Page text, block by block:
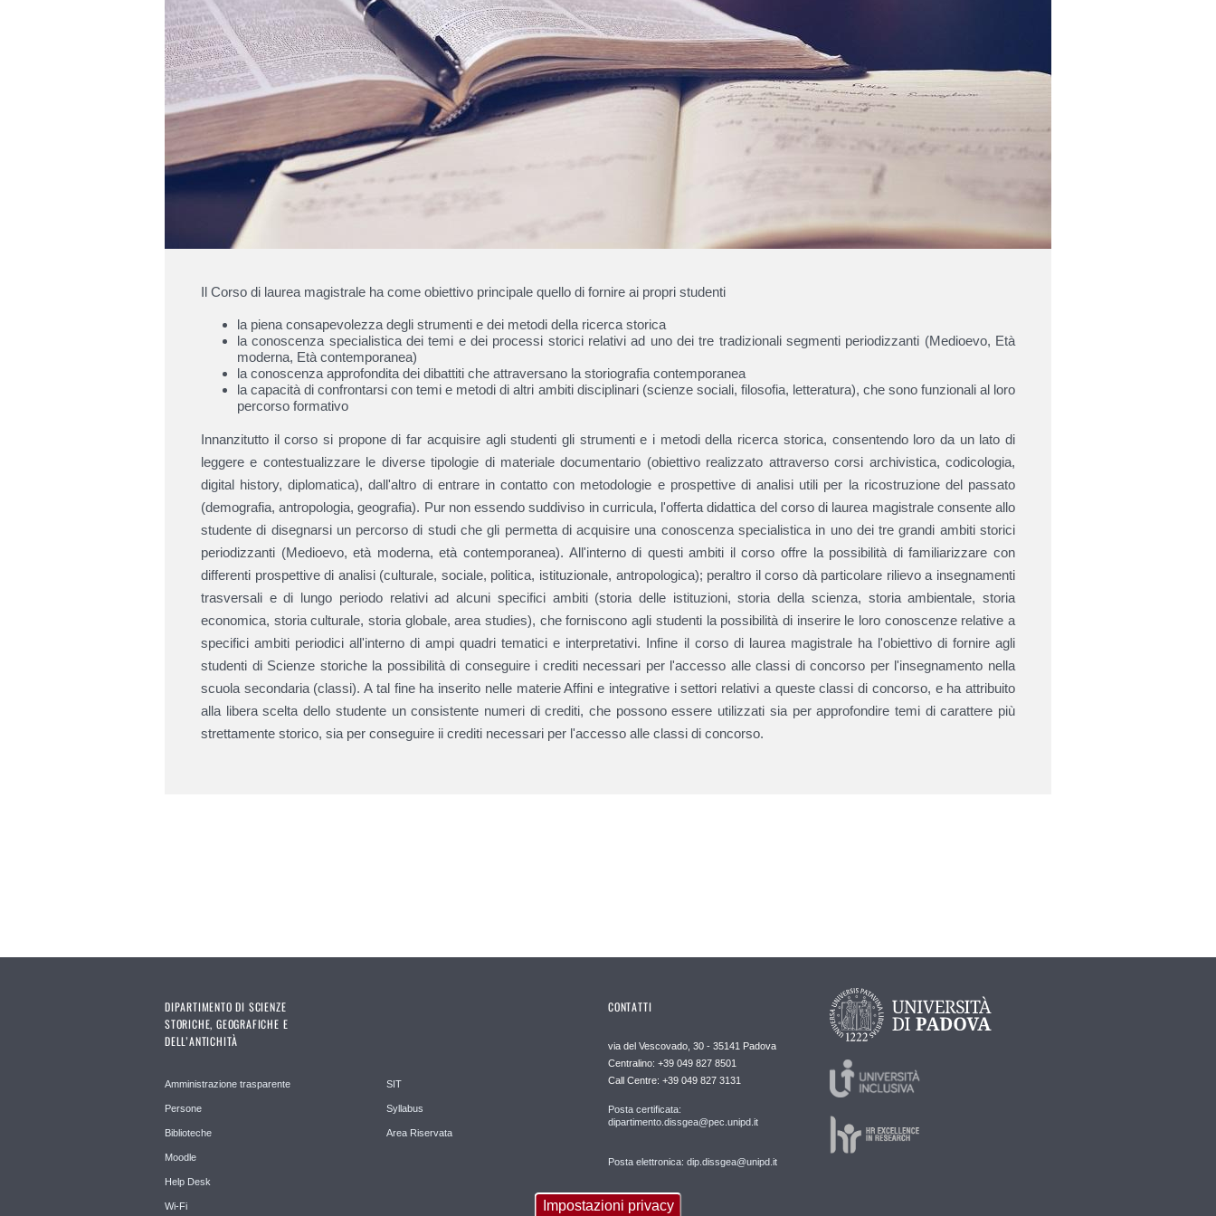
Il Corso di laurea magistrale ha come obiettivo principale quello di fornire ai propri studenti
la piena consapevolezza degli strumenti e dei metodi della ricerca storica
la conoscenza specialistica dei temi e dei processi storici relativi ad uno dei tre tradizionali segmenti periodizzanti (Medioevo, Età
moderna, Età contemporanea)
la conoscenza approfondita dei dibattiti che attraversano la storiografia contemporanea
la capacità di confrontarsi con temi e metodi di altri ambiti disciplinari (scienze sociali, filosofia, letteratura), che sono funzionali al loro
percorso formativo
Innanzitutto il corso si propone di far acquisire agli studenti gli strumenti e i metodi della ricerca storica, consentendo loro da un lato di
leggere e contestualizzare le diverse tipologie di materiale documentario (obiettivo realizzato attraverso corsi archivistica, codicologia,
digital history, diplomatica), dall'altro di entrare in contatto con metodologie e prospettive di analisi utili per la ricostruzione del passato
(demografia, antropologia, geografia). Pur non essendo suddiviso in curricula, l'offerta didattica del corso di laurea magistrale consente allo
studente di disegnarsi un percorso di studi che gli permetta di acquisire una conoscenza specialistica in uno dei tre grandi ambiti storici
periodizzanti (Medioevo, età moderna, età contemporanea). All'interno di questi ambiti il corso offre la possibilità di familiarizzare con
differenti prospettive di analisi (culturale, sociale, politica, istituzionale, antropologica); peraltro il corso dà particolare rilievo a insegnamenti
trasversali e di lungo periodo relativi ad alcuni specifici ambiti (storia delle istituzioni, storia della scienza, storia ambientale, storia
economica, storia culturale, storia globale, area studies), che forniscono agli studenti la possibilità di inserire le loro conoscenze relative a
specifici ambiti periodici all'interno di ampi quadri tematici e interpretativi. Infine il corso di laurea magistrale ha l'obiettivo di fornire agli
studenti di Scienze storiche la possibilità di conseguire i crediti necessari per l'accesso alle classi di concorso per l'insegnamento nella
scuola secondaria (classi). A tal fine ha inserito nelle materie Affini e integrative i settori relativi a queste classi di concorso, e ha attribuito
alla libera scelta dello studente un consistente numeri di crediti, che possono essere utilizzati sia per approfondire temi di carattere più
strettamente storico, sia per conseguire ii crediti necessari per l'accesso alle classi di concorso.
DIPARTIMENTO DI SCIENZE
STORICHE, GEOGRAFICHE E
DELL’ANTICHITÀ
Amministrazione trasparente
Persone
Biblioteche
Moodle
Help Desk
Wi-Fi
SIT
Syllabus
Area Riservata
CONTATTI
via del Vescovado, 30 - 35141 Padova
Centralino: +39 049 827 8501
Call Centre: +39 049 827 3131
Posta certificata:
dipartimento.dissgea@pec.unipd.it
Posta elettronica: dip.dissgea@unipd.it
Impostazioni privacy